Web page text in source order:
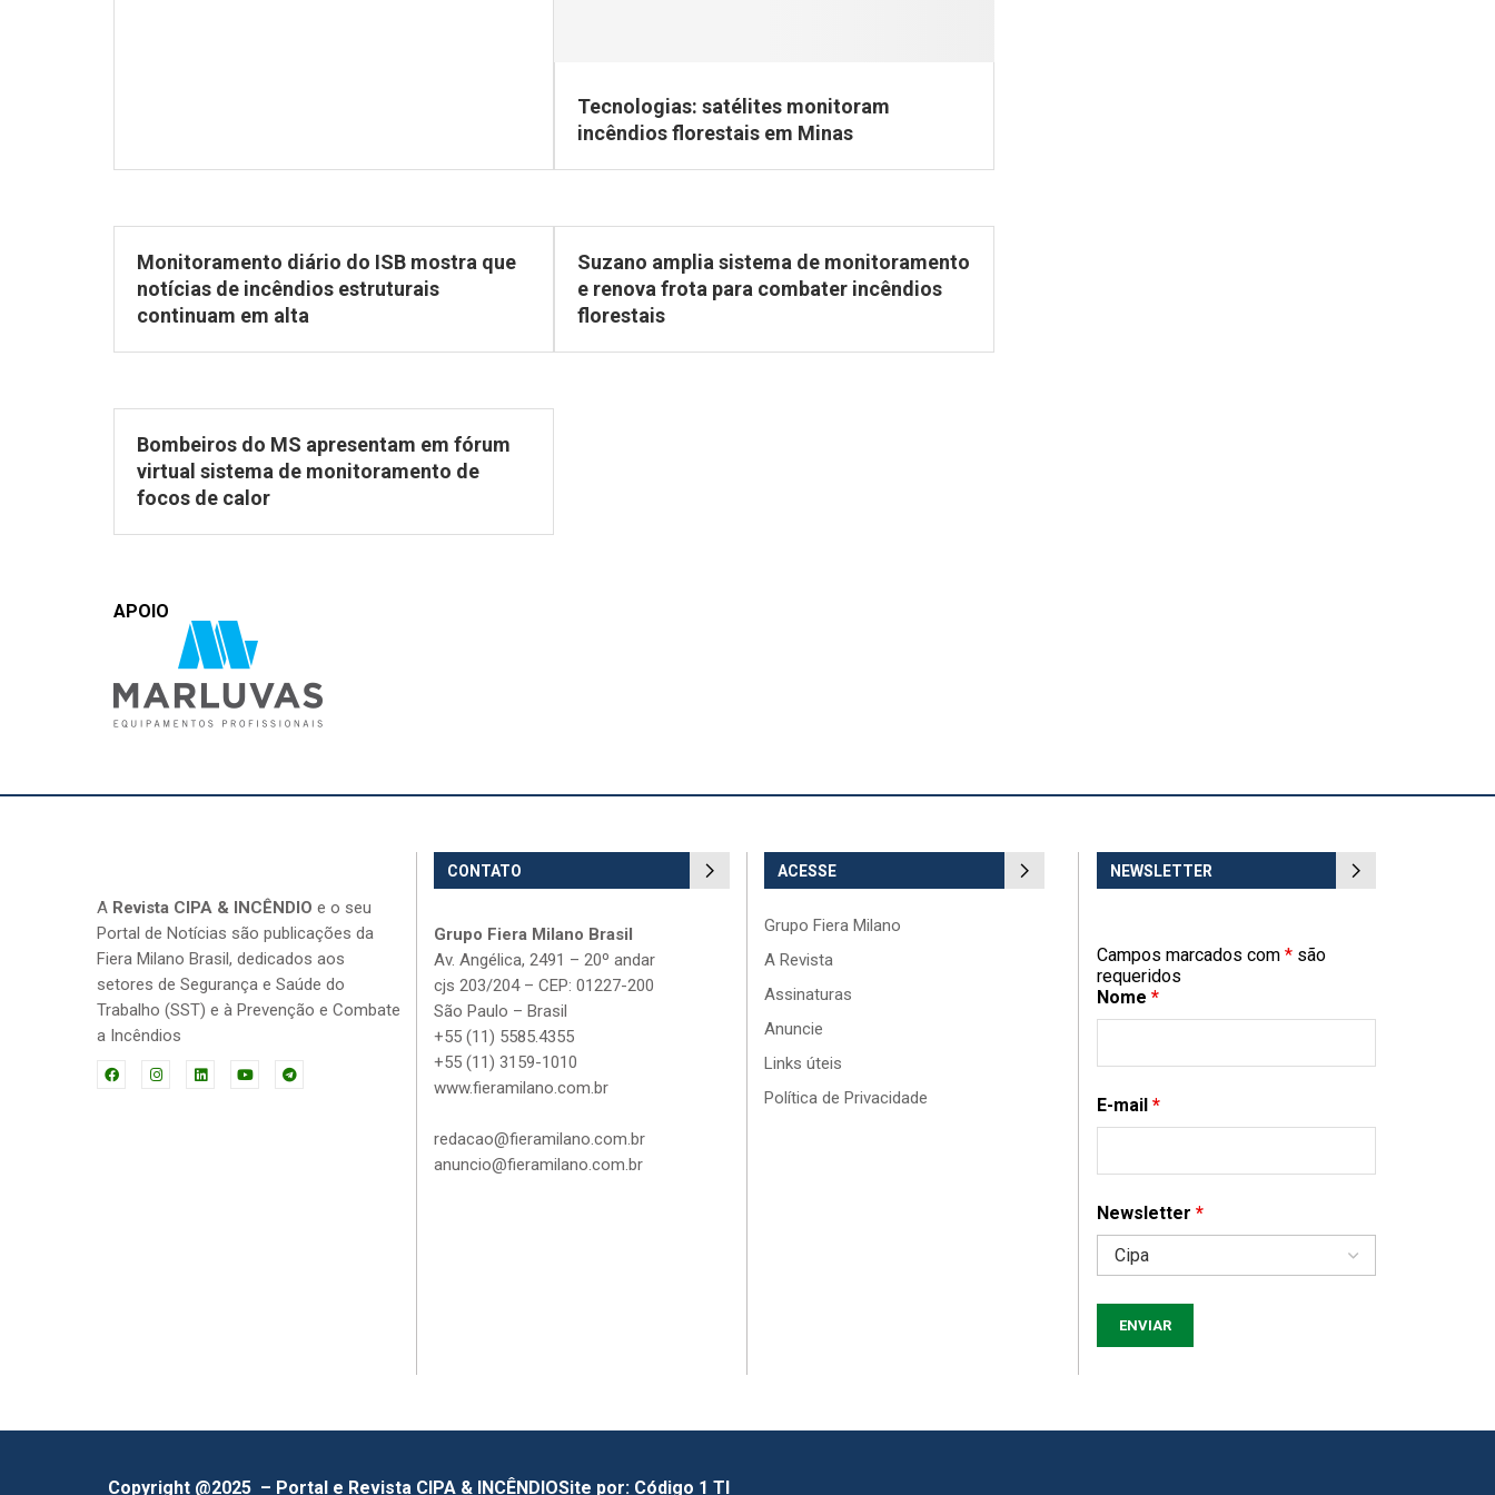
Tecnologias: satélites monitoram
incêndios florestais em Minas
Monitoramento diário do ISB mostra que
notícias de incêndios estruturais
continuam em alta
Suzano amplia sistema de monitoramento
e renova frota para combater incêndios
florestais
Bombeiros do MS apresentam em fórum
virtual sistema de monitoramento de
focos de calor
APOIO
A Revista CIPA & INCÊNDIO e o seu
Portal de Notícias são publicações da
Fiera Milano Brasil, dedicados aos
setores de Segurança e Saúde do
Trabalho (SST) e à Prevenção e Combate
a Incêndios
CONTATO
Grupo Fiera Milano Brasil
Av. Angélica, 2491 – 20º andar
cjs 203/204 – CEP: 01227-200
São Paulo – Brasil
+55 (11) 5585.4355
+55 (11) 3159-1010
www.fieramilano.com.br
redacao@fieramilano.com.br
anuncio@fieramilano.com.br
ACESSE
Grupo Fiera Milano
A Revista
Assinaturas
Anuncie
Links úteis
Política de Privacidade
NEWSLETTER
Campos marcados com *são
requeridos
Nome *
E-mail *
Newsletter *
Copyright @2025 – Portal e Revista CIPA & INCÊNDIOSite por: Código 1 TI